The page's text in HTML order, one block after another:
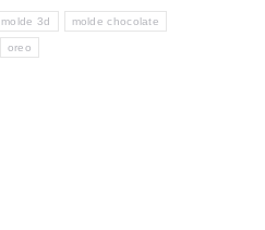
molde 3d molde chocolate
oreo